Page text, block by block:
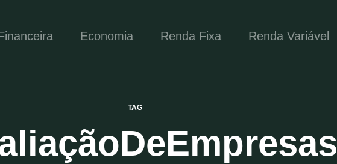
Economia Renda Fixa Renda Variável
TAG